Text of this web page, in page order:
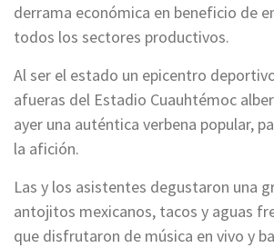
derrama económica en beneficio de
todos los sectores productivos.
Al ser el estado un epicentro
afueras del Estadio Cuauhtémoc
ayer una auténtica verbena popular,
la afición.
Las y los asistentes degustaron una
antojitos mexicanos, tacos y aguas
que disfrutaron de música en vivo y